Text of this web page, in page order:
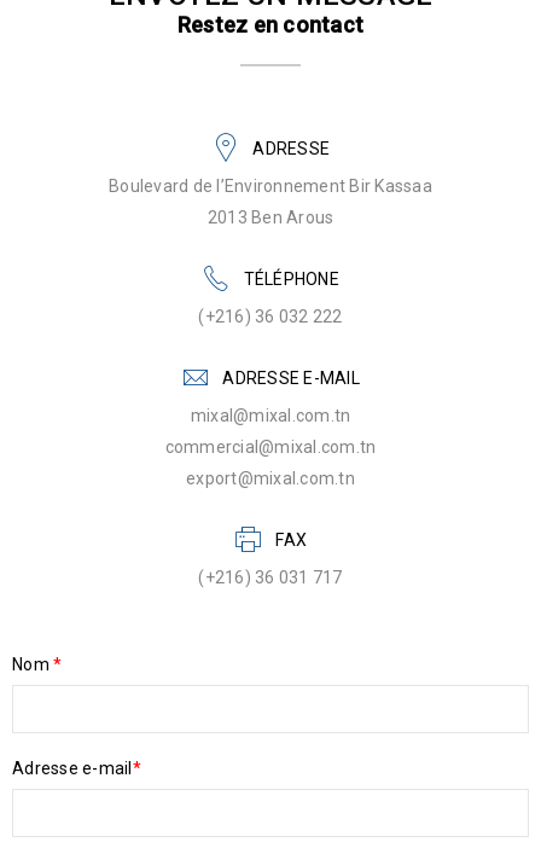
Restez en contact
ADRESSE
Boulevard de l’Environnement Bir Kassaa
2013 Ben Arous
TÉLÉPHONE
(+216) 36 032 222
ADRESSE E-MAIL
mixal@mixal.com.tn
commercial@mixal.com.tn
export@mixal.com.tn
FAX
(+216) 36 031 717
Nom *
Adresse e-mail *